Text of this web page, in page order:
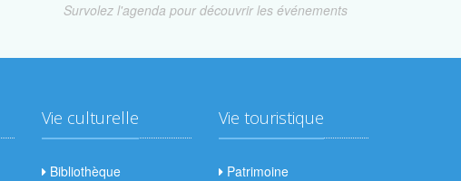
Survolez l'agenda pour découvrir les événements
Vie culturelle
Bibliothèque
Vie touristique
Patrimoine